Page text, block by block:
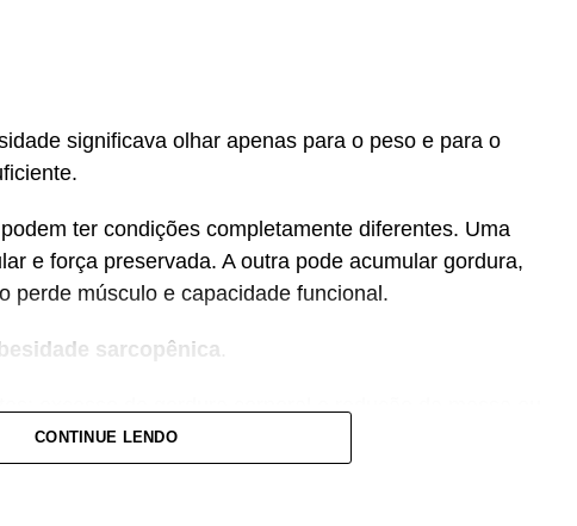
significava olhar apenas para o peso e para o
ter condições completamente diferentes. Uma
e força preservada. A outra pode acumular gordura,
perde músculo e capacidade funcional.
sarcopênica
excesso de gordura corporal e redução da massa ou
o risco de fragilidade, quedas, diabetes e doenças
que essa condição também pode estar
CONTINUE LENDO